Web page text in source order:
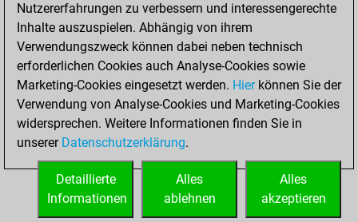
Bauer setzt Matt
0
Erstickte Matts
Unterverwandlungen
Türme auf der siebten
0
STARTSEITE
Nutzererfahrungen zu verbessern und interessengerechte
Inhalte auszuspielen. Abhängig von ihrem
Verwendungszweck können dabei neben technisch
erforderlichen Cookies auch Analyse-Cookies sowie
Marketing-Cookies eingesetzt werden. Hierkönnen Sie der
Verwendung von Analyse-Cookies und Marketing-Cookies
widersprechen. Weitere Informationen finden Sie in
unserer Datenschutzerklärung.
Alles
akzeptieren
Alles
ablehnen
Detaillierte
Informationen